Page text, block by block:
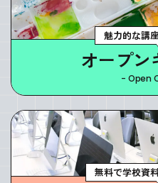
魅力的な講
オープン
- Open
無料で学校資